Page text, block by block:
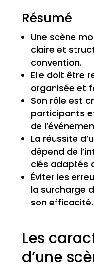
Résumé
Une scène
claire et
convention.
Elle doit être
organisée et
Son rôle est
participants
de
La réussite
dépend de
clés adaptés
Éviter les
la surcharge
son efficacité.
Les
d’une